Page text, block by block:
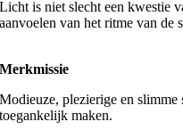
Licht is niet slecht een kwestie
aanvoelen van het ritme van de
Merkmissie
Modieuze, plezierige en
toegankelijk maken.